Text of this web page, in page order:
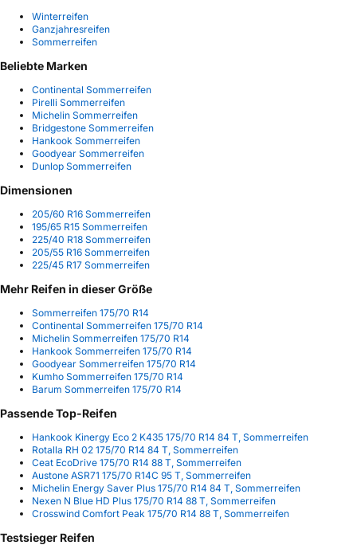
Winterreifen
Ganzjahresreifen
Sommerreifen
Beliebte Marken
Continental Sommerreifen
Pirelli Sommerreifen
Michelin Sommerreifen
Bridgestone Sommerreifen
Hankook Sommerreifen
Goodyear Sommerreifen
Dunlop Sommerreifen
Dimensionen
205/60 R16 Sommerreifen
195/65 R15 Sommerreifen
225/40 R18 Sommerreifen
205/55 R16 Sommerreifen
225/45 R17 Sommerreifen
Mehr Reifen in dieser Größe
Sommerreifen 175/70 R14
Continental Sommerreifen 175/70 R14
Michelin Sommerreifen 175/70 R14
Hankook Sommerreifen 175/70 R14
Goodyear Sommerreifen 175/70 R14
Kumho Sommerreifen 175/70 R14
Barum Sommerreifen 175/70 R14
Passende Top-Reifen
Hankook Kinergy Eco 2 K435 175/70 R14 84 T, Sommerreifen
Rotalla RH 02 175/70 R14 84 T, Sommerreifen
Ceat EcoDrive 175/70 R14 88 T, Sommerreifen
Austone ASR71 175/70 R14C 95 T, Sommerreifen
Michelin Energy Saver Plus 175/70 R14 84 T, Sommerreifen
Nexen N Blue HD Plus 175/70 R14 88 T, Sommerreifen
Crosswind Comfort Peak 175/70 R14 88 T, Sommerreifen
Testsieger Reifen